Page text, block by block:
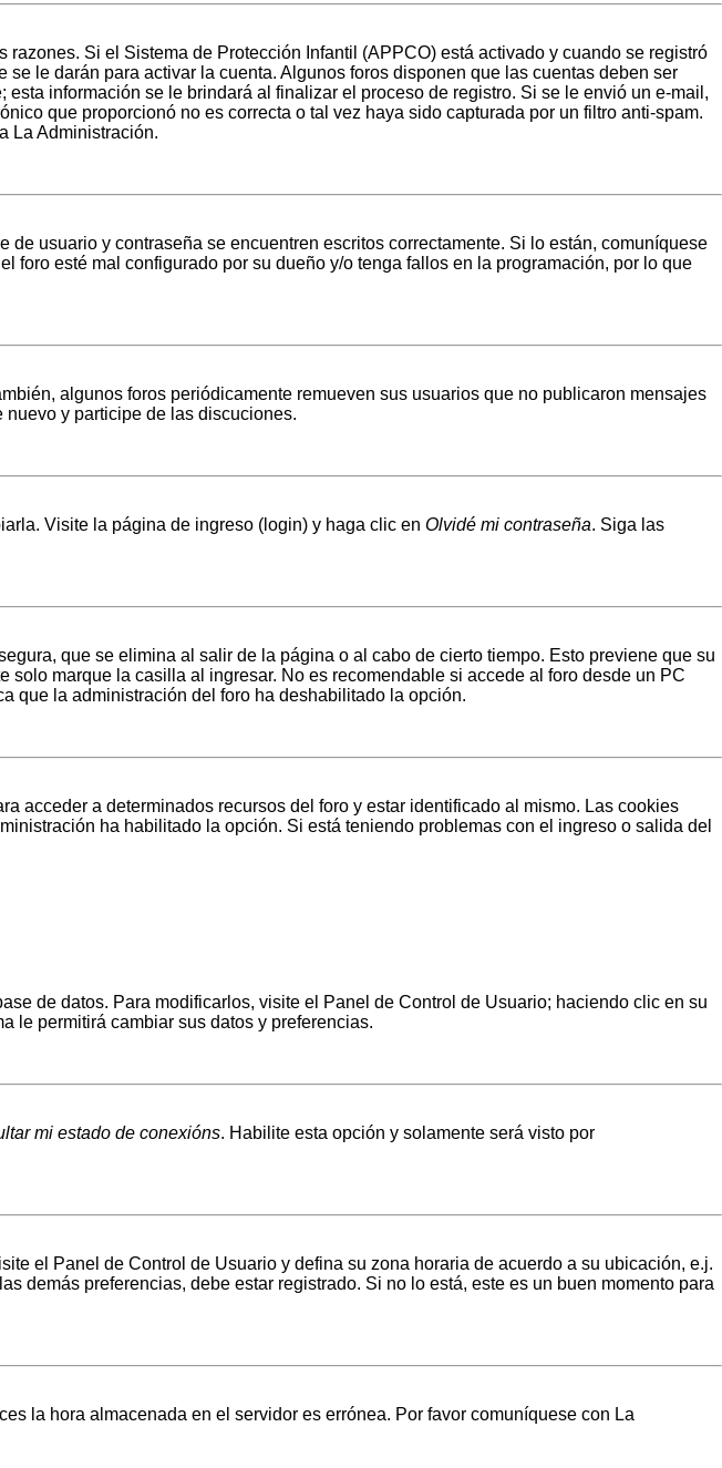
Si el Sistema de Protección Infantil (APPCO) está activado y cuando se registró
le darán para activar la cuenta. Algunos foros disponen que las cuentas deben ser
información se le brindará al finalizar el proceso de registro. Si se le envió un e-mail,
que proporcionó no es correcta o tal vez haya sido capturada por un filtro anti-spam.
La Administración.
usuario y contraseña se encuentren escritos correctamente. Si lo están, comuníquese
esté mal configurado por su dueño y/o tenga fallos en la programación, por lo que
algunos foros periódicamente remueven sus usuarios que no publicaron mensajes
y participe de las discuciones.
Visite la página de ingreso (login) y haga clic en Olvidé mi contraseña. Siga las
que se elimina al salir de la página o al cabo de cierto tiempo. Esto previene que su
marque la casilla al ingresar. No es recomendable si accede al foro desde un PC
que la administración del foro ha deshabilitado la opción.
acceder a determinados recursos del foro y estar identificado al mismo. Las cookies
ha habilitado la opción. Si está teniendo problemas con el ingreso o salida del
de datos. Para modificarlos, visite el Panel de Control de Usuario; haciendo clic en su
le permitirá cambiar sus datos y preferencias.
mi estado de conexións. Habilite esta opción y solamente será visto por
el Panel de Control de Usuario y defina su zona horaria de acuerdo a su ubicación, e.j.
demás preferencias, debe estar registrado. Si no lo está, este es un buen momento para
la hora almacenada en el servidor es errónea. Por favor comuníquese con La